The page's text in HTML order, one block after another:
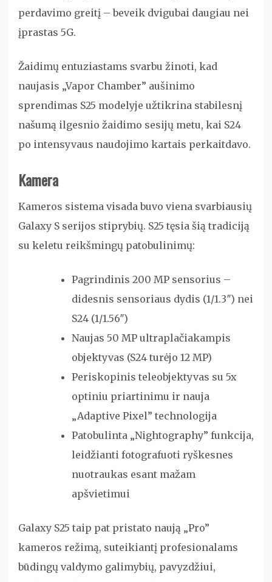
perdavimo greitį – beveik dvigubai daugiau nei
įprastas 5G.
Žaidimų entuziastams svarbu žinoti, kad
naujasis „Vapor Chamber” aušinimo
sprendimas S25 modelyje užtikrina stabilesnį
našumą ilgesnio žaidimo sesijų metu, kai S24
po intensyvaus naudojimo kartais perkaitdavo.
Kamera
Kameros sistema visada buvo viena svarbiausių
Galaxy S serijos stiprybių. S25 tęsia šią tradiciją
su keletu reikšmingų patobulinimų:
Pagrindinis 200 MP sensorius –
didesnis sensoriaus dydis (1/1.3″) nei
S24 (1/1.56″)
Naujas 50 MP ultraplačiakampis
objektyvas (S24 turėjo 12 MP)
Periskopinis teleobjektyvas su 5x
optiniu priartinimu ir nauja
„Adaptive Pixel” technologija
Patobulinta „Nightography” funkcija,
leidžianti fotografuoti ryškesnes
nuotraukas esant mažam
apšvietimui
Galaxy S25 taip pat pristato naują „Pro”
kameros režimą, suteikiantį profesionalams
būdingų valdymo galimybių, pavyzdžiui,